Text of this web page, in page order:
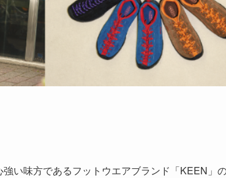
い味方であるフットウエアブランド「KEEN」